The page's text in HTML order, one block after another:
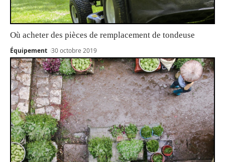
Où acheter des pièces de remplacement de tondeuse
Équipement 30 octobre 2019